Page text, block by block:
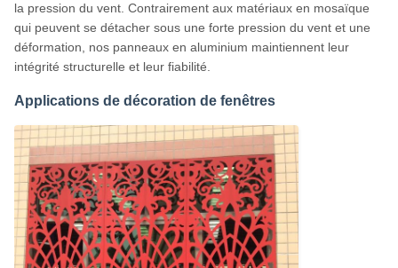
la pression du vent. Contrairement aux matériaux en mosaïque
qui peuvent se détacher sous une forte pression du vent et une
déformation, nos panneaux en aluminium maintiennent leur
intégrité structurelle et leur fiabilité.
Applications de décoration de fenêtres